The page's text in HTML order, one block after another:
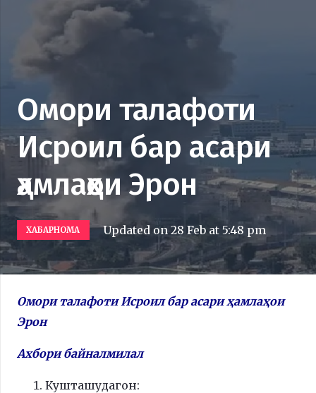
Омори талафоти
Исроил бар асари
ҳамлаҳои Эрон
ХАБАРНОМА Updated on28 Feb at 5:48 pm
Омори талафоти Исроил бар асари ҳамлаҳои
Эрон
Ахбори байналмилал
Кушташудагон: